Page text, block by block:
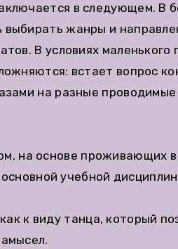
в следующем. В
жанры и
В условиях
встает вопрос
на разные
на основе проживающих
основной учебной
к виду танца, который